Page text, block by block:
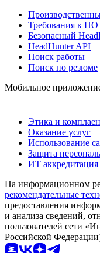
Требования к ПО
Безопасный
HeadHunter API
Поиск работы
Поиск по резюме
Мобильное
Этика и
Оказание услуг
Использование
Защита
ИТ аккредитация
На информационном
рекомендательные
предоставления
и анализа сведений,
пользователей сети
Российской